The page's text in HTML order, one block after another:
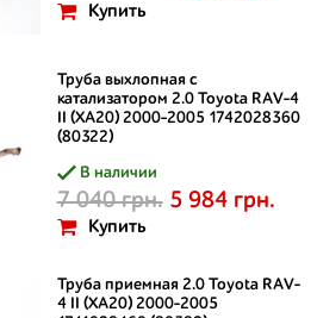
Купить
Труба выхлопная с
катализатором 2.0 Toyota RAV-4
II (XA20) 2000-2005 1742028360
(80322)
В наличии
7 040 грн. 5 984 грн.
Купить
Труба приемная 2.0 Toyota RAV-
4 II (XA20) 2000-2005